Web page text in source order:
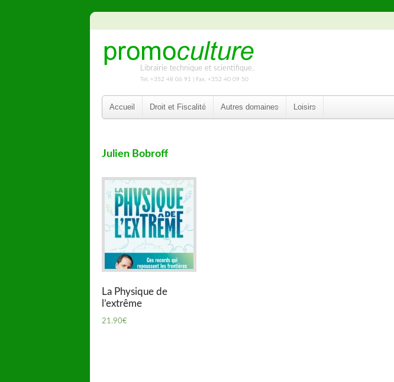
Librairie technique et scientifique.
Tel. +352 48 06 91 | Fax. +352 40 09 50
Accueil Droit et Fiscalité Autres domaines Loisirs
Julien Bobroff
La Physique de
l’extrême
21.90€